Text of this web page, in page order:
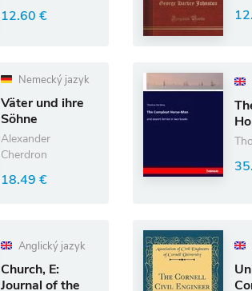
12.60 €
Nemecký jazyk
Väter und ihre
Söhne
Alexander
Cherdron
18.49 €
Anglický jazyk
Church, E:
Journal of the